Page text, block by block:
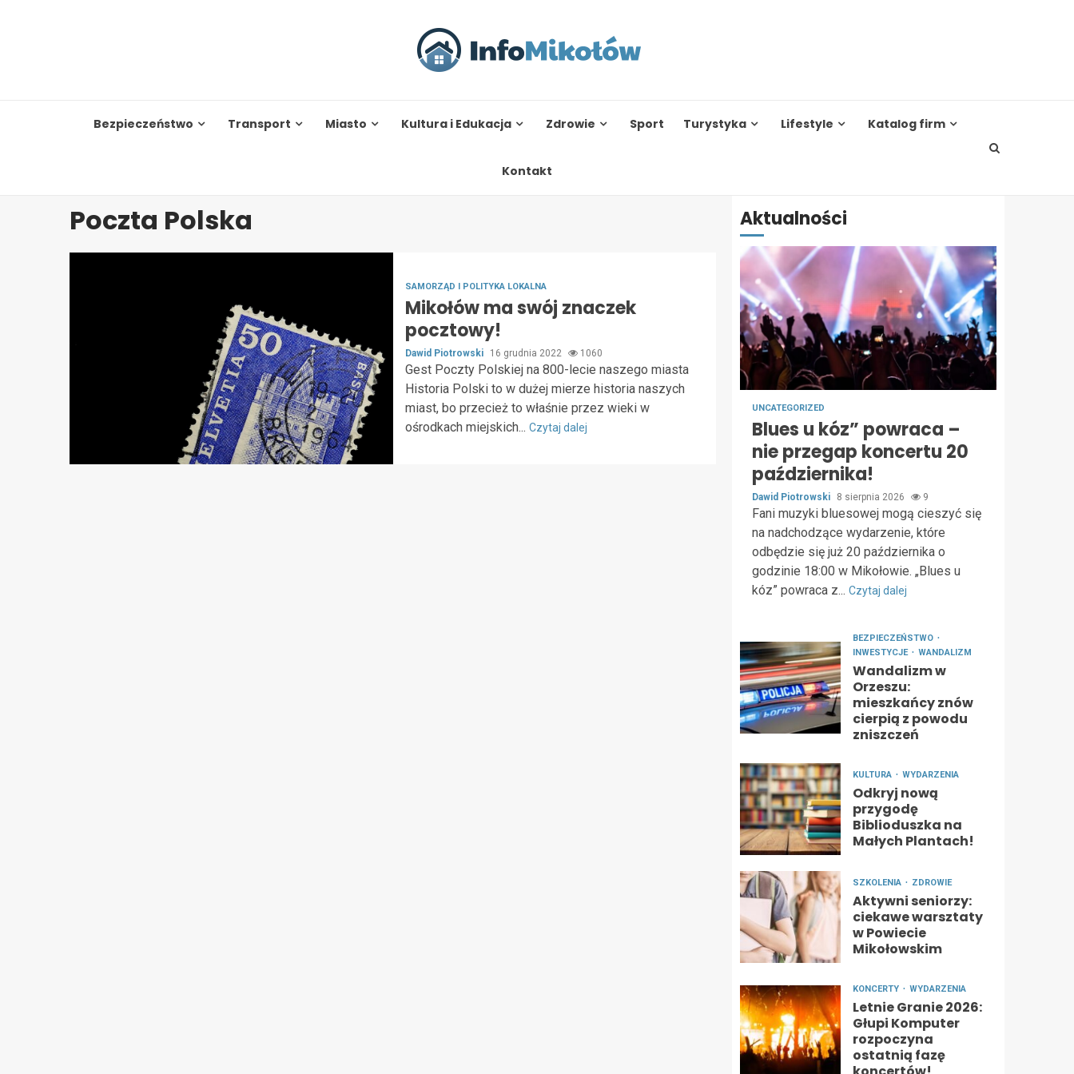
Bezpieczeństwo Transport Miasto Kultura i Edukacja Zdrowie Sport Turystyka Lifestyle Katalog firm
Kontakt
Poczta Polska
SAMORZĄD I POLITYKA LOKALNA
Mikołów ma swój znaczek
pocztowy!
Dawid Piotrowski 16 grudnia 2022 1060
Gest Poczty Polskiej na 800-lecie naszego miasta
Historia Polski to w dużej mierze historia naszych
miast, bo przecież to właśnie przez wieki w
ośrodkach miejskich... Czytaj dalej
Aktualności
UNCATEGORIZED
Blues u kóz” powraca –
nie przegap koncertu 20
października!
Dawid Piotrowski 8 sierpnia 2026 9
Fani muzyki bluesowej mogą cieszyć się
na nadchodzące wydarzenie, które
odbędzie się już 20 października o
godzinie 18:00 w Mikołowie. „Blues u
kóz” powraca z... Czytaj dalej
BEZPIECZEŃSTWO
INWESTYCJE
WANDALIZM
Wandalizm w
Orzeszu:
mieszkańcy znów
cierpią z powodu
zniszczeń
KULTURA WYDARZENIA
Odkryj nową
przygodę
Biblioduszka na
Małych Plantach!
SZKOLENIA ZDROWIE
Aktywni seniorzy:
ciekawe warsztaty
w Powiecie
Mikołowskim
KONCERTY WYDARZENIA
Letnie Granie 2026:
Głupi Komputer
rozpoczyna
ostatnią fazę